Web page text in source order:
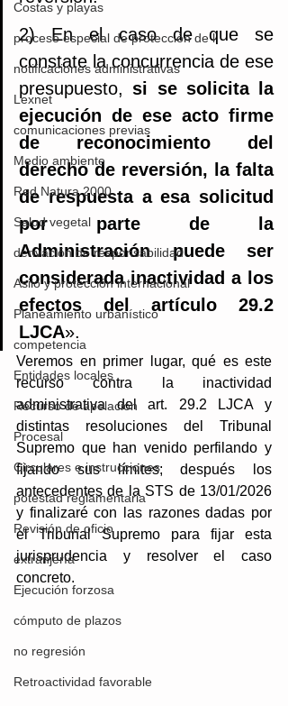
Costas y playas
proceso especial de protección de l
notificaciones administrativas
Lexnet
comunicaciones previas
Medio ambiente
Red Natura 2000
Salud vegetal
derivación de responsabilidad
Asilo y protección internacional
Planeamiento urbanístico
competencia
Entidades locales
Recurso de apelación
Procesal
Circulares e instrucciones
potestad reglamentaria
Revisión de oficio
extranjería
Ejecución forzosa
cómputo de plazos
no regresión
Retroactividad favorable
2) En el caso de que se
constate la concurrencia de ese
presupuesto, si se solicita la
ejecución de ese acto firme
de reconocimiento del
derecho de reversión, la falta
de respuesta a esa solicitud
por parte de la
Administración puede ser
considerada inactividad a los
efectos del artículo 29.2
LJCA».
Veremos en primer lugar, qué es este
recurso contra la inactividad
administrativa del art. 29.2 LJCA y
distintas resoluciones del Tribunal
Supremo que han venido perfilando y
fijando sus límites; después los
antecedentes de la STS de 13/01/2026
y finalizaré con las razones dadas por
el Tribunal Supremo para fijar esta
jurisprudencia y resolver el caso
concreto.